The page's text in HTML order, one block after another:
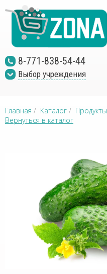
8-771-838-54-44
Выбор учреждения
Главная / Каталог / Продукты
Вернуться в каталог